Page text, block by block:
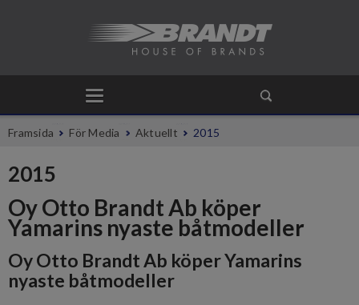
Framsida För Media Aktuellt 2015
2015
Oy Otto Brandt Ab köper
Yamarins nyaste båtmodeller
Oy Otto Brandt Ab köper Yamarins
nyaste båtmodeller